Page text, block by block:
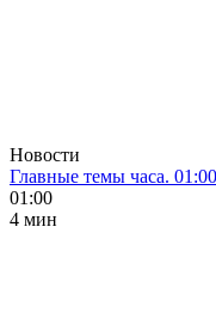
Новости
Главные темы часа. 01:00
01:00
4 мин